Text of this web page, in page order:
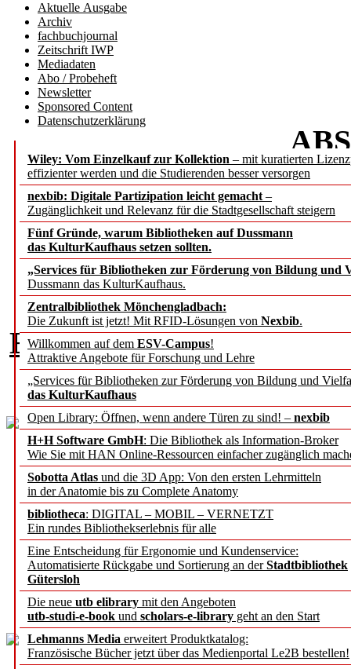
Aktuelle Ausgabe
Archiv
fachbuchjournal
Zeitschrift IWP
Mediadaten
Abo / Probeheft
Newsletter
Sponsored Content
Datenschutzerklärung
Wiley: Vom Einzelkauf zur Kollektion – mit kuratierten
effizienter werden und die Studierenden besser versorgen
nexbib: Digitale Partizipation leicht gemacht –
Zugänglichkeit und Relevanz für die Stadtgesellschaft steigern
Fünf Gründe, warum Bibliotheken auf Dussmann
das KulturKaufhaus setzen sollten.
„Services für Bibliotheken zur Förderung von Bildung und
Dussmann das KulturKaufhaus.
Zentralbibliothek Mönchengladbach:
Die Zukunft ist jetzt! Mit RFID-Lösungen von Nexbib.
Willkommen auf dem ESV-Campus!
Attraktive Angebote für Forschung und Lehre
„Services für Bibliotheken zur Förderung von Bildung und
das KulturKaufhaus
Open Library: Öffnen, wenn andere Türen zu sind! – nexbib
H+H Software GmbH: Die Bibliothek als Information-Broker
Wie Sie mit HAN Online-Ressourcen einfacher zugänglich
Sobotta Atlas und die 3D App: Von den ersten Lehrmitteln
in der Anatomie bis zu Complete Anatomy
bibliotheca: DIGITAL – MOBIL – VERNETZT
Ein rundes Bibliothekserlebnis für alle
Eine Entscheidung für Ergonomie und Kundenservice:
Automatisierte Rückgabe und Sortierung an derStadtbibliothek
Gütersloh
Die neue utb elibrary mit den Angeboten
utb-studi-e-book und scholars-e-library geht an den Start
Lehmanns Media erweitert Produktkatalog:
Französische Bücher jetzt über das Medienportal Le2B bestellen!
b.i.t.
Die
Megatrends,
Eine Artikelserie von Dr.
Digitale Vermittlung
Ein Konzept der